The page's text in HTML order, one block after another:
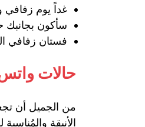
غداً يوم
سأكون بجانبك
فستان زفافي
حالات
من الجميل أن
الأنيقة